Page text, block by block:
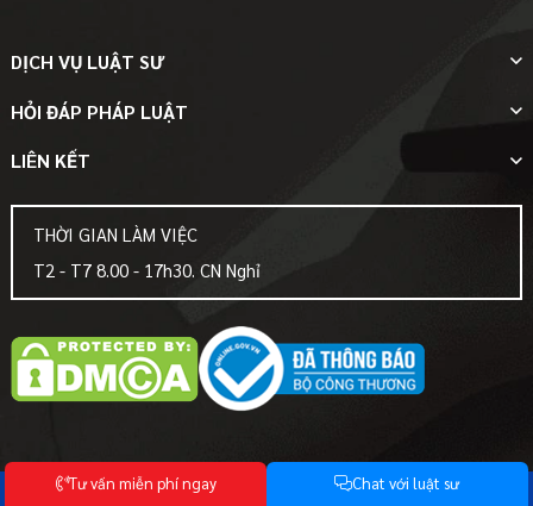
DỊCH VỤ LUẬT SƯ
HỎI ĐÁP PHÁP LUẬT
LIÊN KẾT
THỜI GIAN LÀM VIỆC
T2 - T7 8.00 - 17h30. CN Nghỉ
© Bản quyền thuộc về -Luật Hoàng Anh- Mọi sự sao chép phải được sự chấp
Tưvấn miễn phíngay Chat với luật sư